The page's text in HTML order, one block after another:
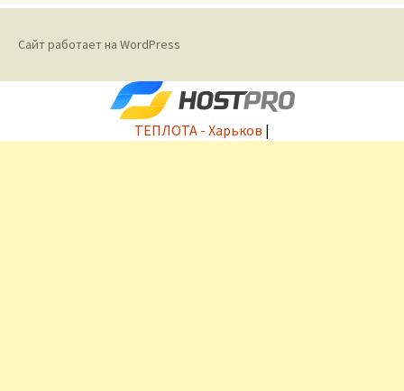
Сайт работает на WordPress
ТЕПЛОТА - Харьков |